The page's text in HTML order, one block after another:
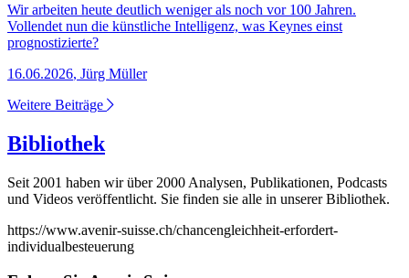
Wir arbeiten heute deutlich weniger als noch vor 100 Jahren.
Vollendet nun die künstliche Intelligenz, was Keynes einst
prognostizierte?
16.06.2026, Jürg Müller
Weitere Beiträge
Bibliothek
Seit 2001 haben wir über 2000 Analysen, Publikationen, Podcasts
und Videos veröffentlicht. Sie finden sie alle in unserer Bibliothek.
https://www.avenir-suisse.ch/chancengleichheit-erfordert-
individualbesteuerung